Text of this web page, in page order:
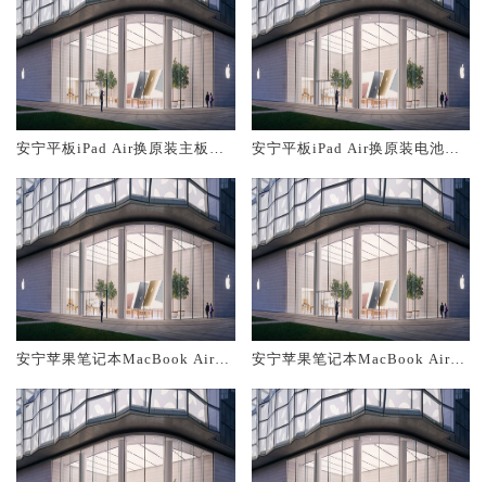
安宁平板iPad Air换原装主板维
安宁平板iPad Air换原装电池维
安宁苹果笔记本MacBook Air换
安宁苹果笔记本MacBook Air换